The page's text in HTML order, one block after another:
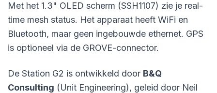
Met het 1.3" OLED scherm (SSH1107) zie je real-
time mesh status. Het apparaat heeft WiFi en
Bluetooth, maar geen ingebouwde ethernet. GPS
is optioneel via de GROVE-connector.
De Station G2 is ontwikkeld door B&Q
Consulting (Unit Engineering), geleid door Neil